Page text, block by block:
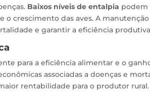
Baixos níveis de entalpia podem
crescimento das aves. A
e garantir a eficiência
para a eficiência alimentar e o
associadas a doenças e
rentabilidade para o produtor rural.